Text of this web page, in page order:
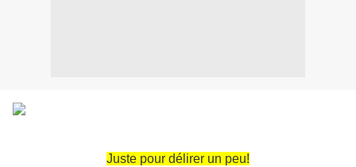
Juste pour délirer un peu!